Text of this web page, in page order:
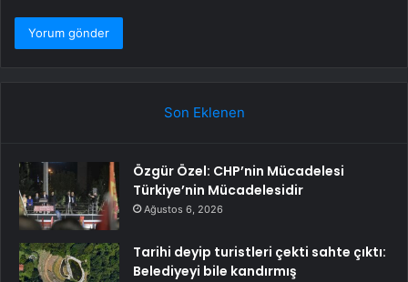
Son Eklenen
Özgür Özel: CHP’nin Mücadelesi
Türkiye’nin Mücadelesidir
Ağustos 6, 2026
Tarihi deyip turistleri çekti sahte çıktı:
Belediyeyi bile kandırmış